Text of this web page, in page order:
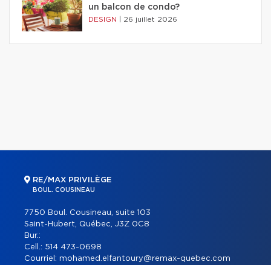
un balcon de condo?
DESIGN 26 juillet 2026
RE/MAX PRIVILÈGE
BOUL. COUSINEAU
7750 Boul. Cousineau, suite 103
Saint-Hubert, Québec, J3Z 0C8
Bur.:
Cell.: 514 473-0698
Courriel: mohamed.elfantoury@remax-quebec.com